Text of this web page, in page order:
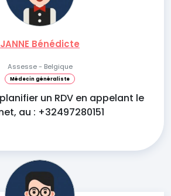
JANNE Bénédicte
Assesse - Belgique
Médecin généraliste
un RDV en appelant le
au : +32497280151